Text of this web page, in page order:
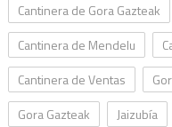
Cantinera de Gora Gazteak
Cantinera de Mendelu
Cantinera de Ventas
Gora Gazteak
Jaizubía